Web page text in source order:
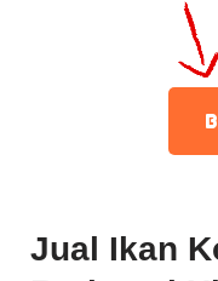
Jual Ikan